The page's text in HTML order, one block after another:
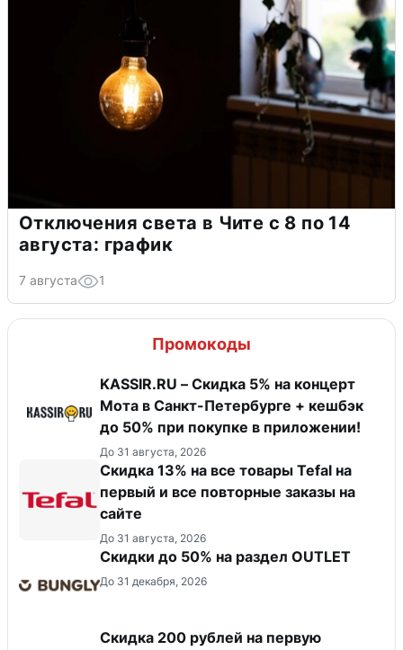
Отключения света в Чите с 8 по 14
августа: график
7 августа 1
Промокоды
KASSIR.RU – Скидка 5% на концерт
Мота в Санкт-Петербурге + кешбэк
до 50% при покупке в приложении!
До 31 августа, 2026
Скидка 13% на все товары Tefal на
первый и все повторные заказы на
сайте
До 31 августа, 2026
Скидки до 50% на раздел OUTLET
До 31 декабря, 2026
Скидка 200 рублей на первую